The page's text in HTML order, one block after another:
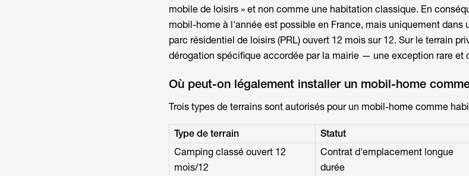
mobile de loisirs » et non comme une habitation classique. En
mobil-homeà l'année est possible en France, mais uniquement dans
parc résidentiel de loisirs (PRL) ouvert 12 mois sur 12. Sur le terrain
dérogation spécifique accordée par la mairie — une exception rare et
Où peut-on légalement installer un mobil-home
Trois types de terrains sont autorisés pour un mobil-home comme
Type de terrain Statut
Camping classé ouvert 12
mois/12
Contrat d'emplacement longue
durée